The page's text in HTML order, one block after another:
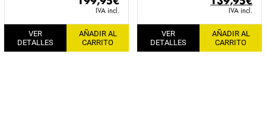
IVA incl.
VER
DETALLES
AÑADIR AL
CARRITO
precio
original
era:
159,95€.
IVA incl.
VER
DETALLES
AÑADIR AL
CARRITO